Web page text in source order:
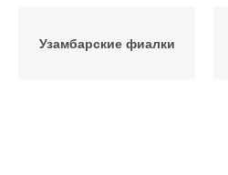
Узамбарские фиалки